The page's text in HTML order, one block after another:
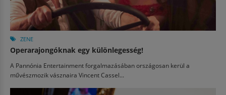
ZENE
Operarajongóknak egy különlegesség!
A Pannónia Entertainment forgalmazásában országosan kerül a
művészmozik vásznaira Vincent Cassel...